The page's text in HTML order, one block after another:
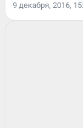
9 декабря, 2016,